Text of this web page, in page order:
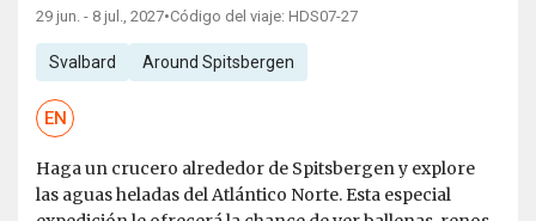
29 jun. - 8 jul., 2027•Código del viaje: HDS07-27
Svalbard Around Spitsbergen
EN
Haga un crucero alrededor de Spitsbergen y explore
las aguas heladas del Atlántico Norte. Esta especial